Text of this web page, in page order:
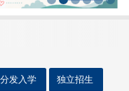
分发入学 独立招生